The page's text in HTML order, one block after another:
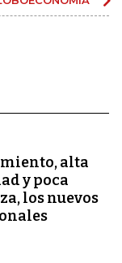
alta
y poca
los nuevos